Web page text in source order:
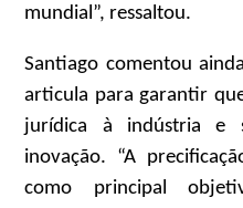
mundial”, ressaltou.
Santiago comentou
articula para garantir
jurídica à indústria e
inovação. “A
como principal